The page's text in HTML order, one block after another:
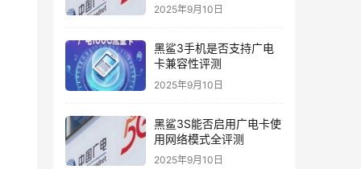
2025年9月10日
黑鲨3手机是否支持广电
卡兼容性评测
2025年9月10日
黑鲨3S能否启用广电卡使
用网络模式全评测
2025年9月10日